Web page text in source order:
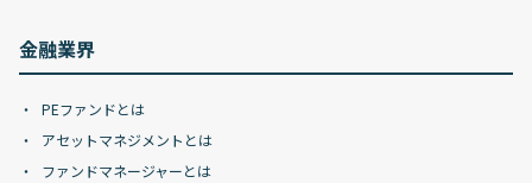
金融業界
PEファンドとは
アセットマネジメントとは
ファンドマネージャーとは